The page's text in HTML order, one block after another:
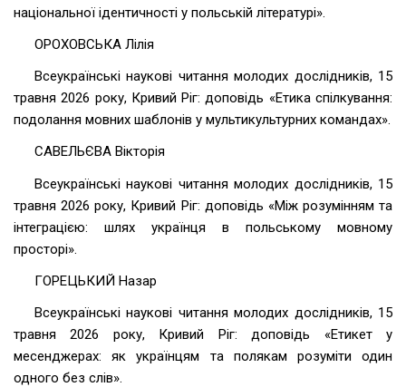
національної ідентичності у польській літературі».
ОРОХОВСЬКА Лілія
Всеукраїнські наукові читання молодих дослідників, 15
травня 2026 року, Кривий Ріг: доповідь «Етика спілкування:
подолання мовних шаблонів у мультикультурних командах».
САВЕЛЬЄВА Вікторія
Всеукраїнські наукові читання молодих дослідників, 15
травня 2026 року, Кривий Ріг: доповідь «Між розумінням та
інтеграцією: шлях українця в польському мовному
просторі».
ГОРЕЦЬКИЙ Назар
Всеукраїнські наукові читання молодих дослідників, 15
травня 2026 року, Кривий Ріг: доповідь «Етикет у
месенджерах: як українцям та полякам розуміти один
одного без слів».